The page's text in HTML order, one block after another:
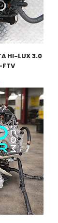
HI-LUX 3.0